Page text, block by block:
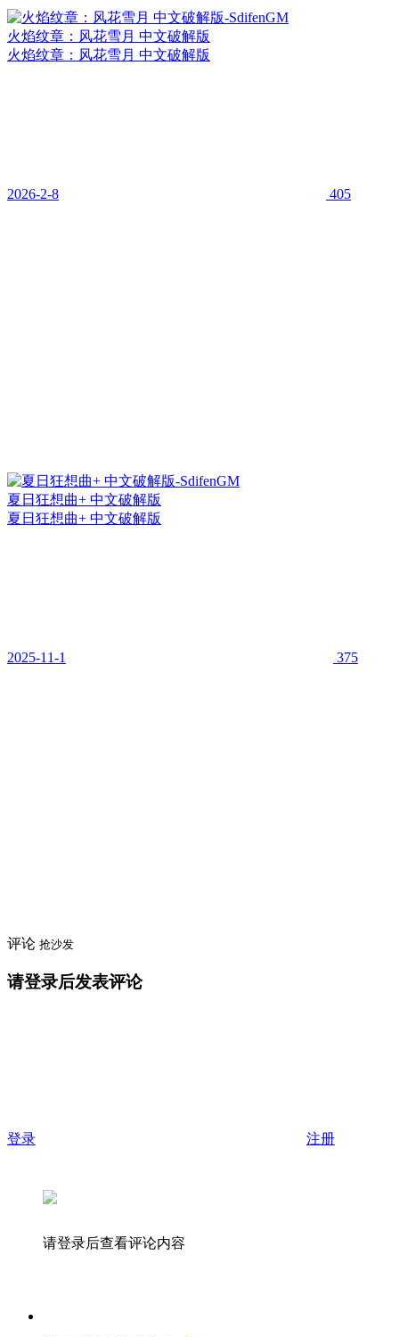
火焰纹章：风花雪月 中文破解版
火焰纹章：风花雪月 中文破解版
2026-2-8 405
夏日狂想曲+ 中文破解版
夏日狂想曲+ 中文破解版
2025-11-1 375
评论 抢沙发
请登录后发表评论
登录 注册
请登录后查看评论内容